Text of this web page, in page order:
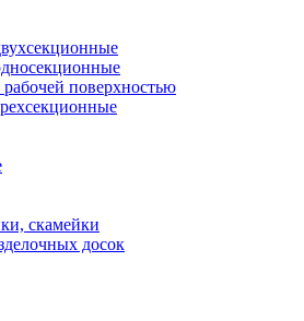
поверхностью
скамейки
досок